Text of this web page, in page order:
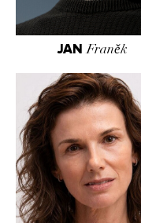
JAN Franěk